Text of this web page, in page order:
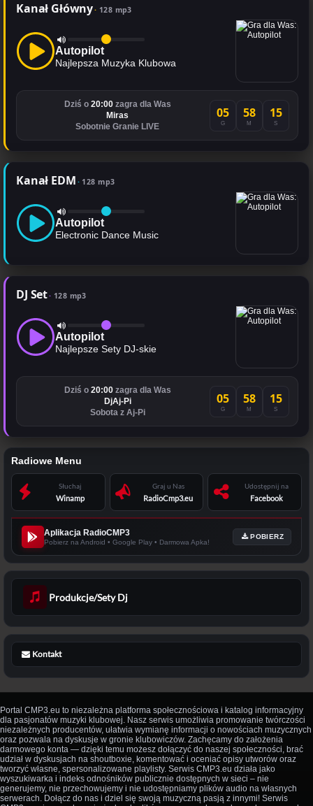
Kanał Główny 128 mp3
Autopilot
Najlepsza Muzyka Klubowa
Dziś o 20:00zagra dla Was
Miras
Sobotnie Granie LIVE
05
G
58
M
15
S
Kanał EDM 128 mp3
Autopilot
Electronic Dance Music
DJ Set 128 mp3
Autopilot
Najlepsze Sety DJ-skie
Dziś o 20:00zagra dla Was
DjAj-Pi
Sobota z Aj-Pi
05
G
58
M
15
S
Radiowe Menu
Słuchaj
Winamp
Graj u Nas
RadioCmp3.eu
Udostępnij na
Facebook
Aplikacja RadioCMP3
Pobierz na Android • Google Play • Darmowa Apka!
POBIERZ
Produkcje/Sety Dj
Kontakt
Portal CMP3.eu to niezależna platforma społecznościowa i katalog informacyjny
dla pasjonatów muzyki klubowej. Nasz serwis umożliwia promowanie twórczości
niezależnych producentów, ułatwia wymianę informacji o nowościach muzycznych
oraz pozwala na dyskusje w gronie klubowiczów. Zachęcamy do założenia
darmowego konta — dzięki temu możesz dołączyć do naszej społeczności, brać
udział w dyskusjach na shoutboxie, komentować i oceniać opisy utworów oraz
tworzyć własne, spersonalizowane playlisty. Serwis CMP3.eu działa jako
wyszukiwarka i indeks odnośników publicznie dostępnych w sieci – nie
generujemy, nie przechowujemy i nie udostępniamy plików audio na własnych
serwerach. Dołącz do nas i dziel się swoją muzyczną pasją z innymi! Serwis